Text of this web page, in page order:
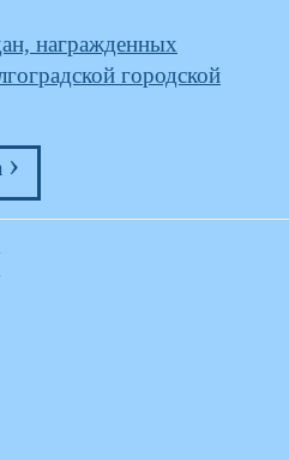
награжденных
городской
›